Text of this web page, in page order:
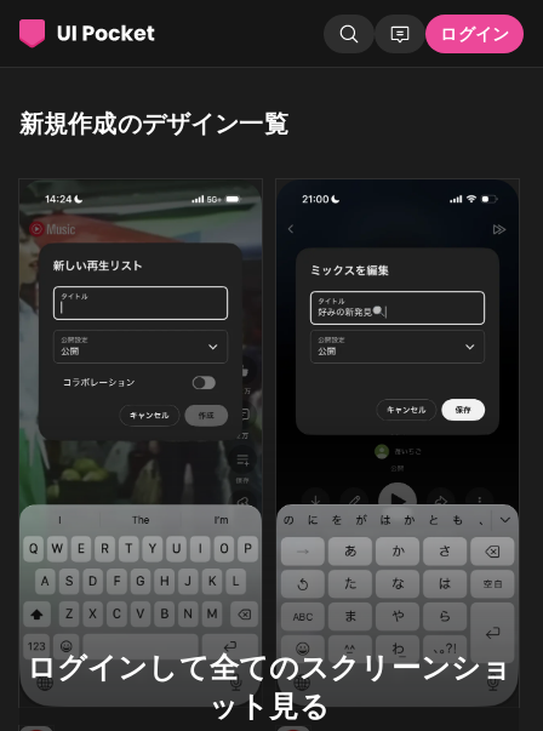
ログイン
新規作成のデザイン一覧
ログインして全てのスクリーンショ
ット見る